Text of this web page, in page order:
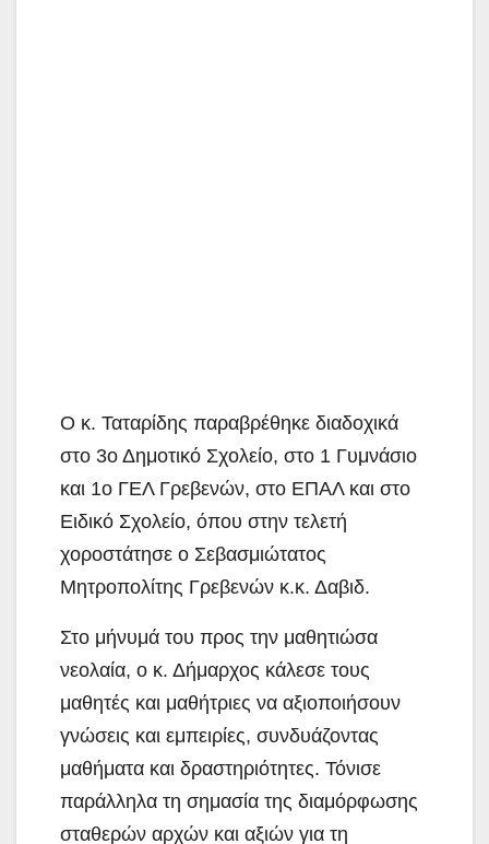
Ο κ. Ταταρίδης παραβρέθηκε διαδοχικά
στο 3ο Δημοτικό Σχολείο, στο 1 Γυμνάσιο
και 1ο ΓΕΛ Γρεβενών, στο ΕΠΑΛ και στο
Ειδικό Σχολείο, όπου στην τελετή
χοροστάτησε ο Σεβασμιώτατος
Μητροπολίτης Γρεβενών κ.κ. Δαβιδ.
Στο μήνυμά του προς την μαθητιώσα
νεολαία, ο κ. Δήμαρχος κάλεσε τους
μαθητές και μαθήτριες να αξιοποιήσουν
γνώσεις και εμπειρίες, συνδυάζοντας
μαθήματα και δραστηριότητες. Τόνισε
παράλληλα τη σημασία της διαμόρφωσης
σταθερών αρχών και αξιών για τη